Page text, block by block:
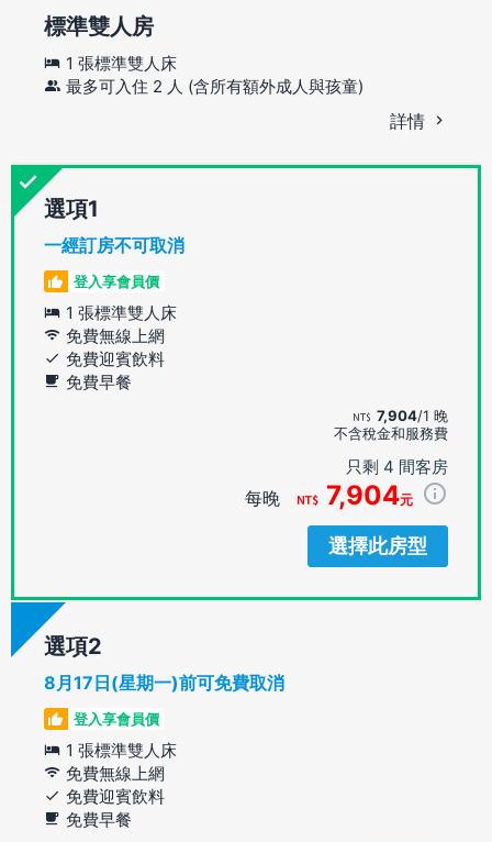
標準雙人房
1 張標準雙人床
最多可入住 2 人 (含所有額外成人與孩童)
詳情
選項
一經訂房不可取消
登入享會員價
1 張標準雙人床
免費無線上網
免費迎賓飲料
免費早餐
7,904/1 晚
不含稅金和服務費
只剩 4 間客房
每晚 7,904元
選擇此房型
選項
8月17日(星期一)前可免費取消
登入享會員價
1 張標準雙人床
免費無線上網
免費迎賓飲料
免費早餐